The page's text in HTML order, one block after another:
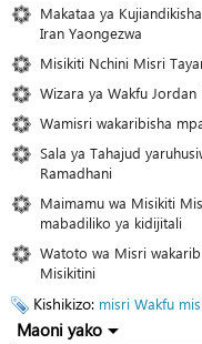
Makataa ya
Iran Yaongezwa
Misikiti Nchini Misri
Wizara ya Wakfu
Wamisri wakaribisha
Sala ya Tahajud
Ramadhani
Maimamu wa Misikiti
mabadiliko ya kidijitali
Watoto wa Misri
Misikitini
Kishikizo: misri Wakfu
Maoni yako